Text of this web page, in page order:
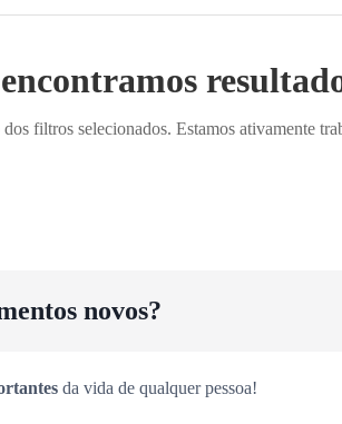
filtros selecionados. Estamos ativamente
novos?
da vida de qualquer pessoa!